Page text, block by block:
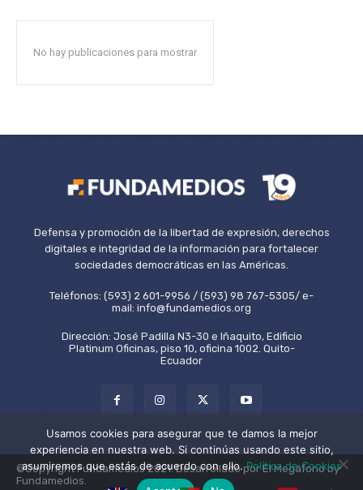
No hay publicaciones para mostrar
Defensa y promoción de la libertad de expresión, derechos
digitales e integridad de la información para fortalecer
sociedades democráticas en las Américas.
Teléfonos: (593) 2 601-9956 / (593) 98 767-5305/ e-
mail: info@fundamedios.org
Dirección: José Padilla N3-30 e Iñaquito, Edificio
Platinum Oficinas, piso 10, oficina 1002. Quito-
Ecuador
©Copyright Fundamedios 2021. Desarrollado por El Megáfono by
Fundamedios.
Usamos cookies para asegurar que te damos la mejor
experiencia en nuestra web. Si continúas usando este sitio,
asumiremos que estás de acuerdo con ello.Política de Cookies